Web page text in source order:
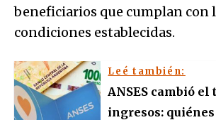
beneficiarios que cumplan con
condiciones establecidas.
Leé también:
ANSES cambió el
ingresos: